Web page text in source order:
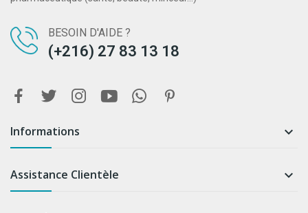
BESOIN D'AIDE ?
(+216) 27 83 13 18
Informations 
Assistance Clientèle 